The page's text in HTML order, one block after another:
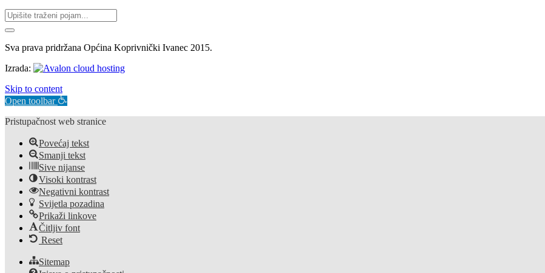
Sva prava pridržana Općina Koprivnički Ivanec 2015.
Izrada:
Skip to content
Open toolbar
Pristupačnost web stranice
Povećaj tekst
Smanji tekst
Sive nijanse
Visoki kontrast
Negativni kontrast
Svijetla pozadina
Prikaži linkove
Čitljiv font
Reset
Sitemap